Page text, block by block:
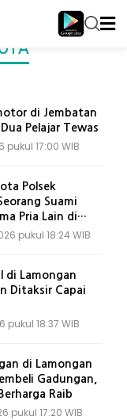
di Jembatan
Pelajar Tewas
pukul 17:00 WIB
Polsek
Suami
Pria Lain di
pukul 18:24 WIB
di Lamongan
Ditaksir Capai
pukul 18:37 WIB
di Lamongan
Gadungan,
Raib
pukul 17:20 WIB